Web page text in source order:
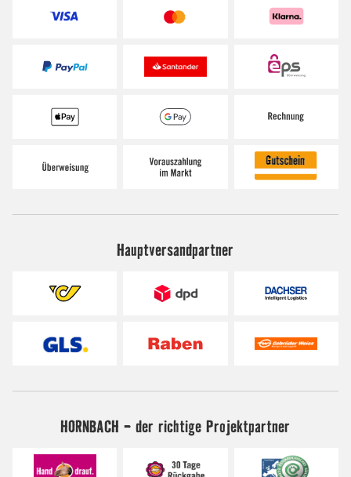
Hauptversandpartner
HORNBACH - der richtige Projektpartner